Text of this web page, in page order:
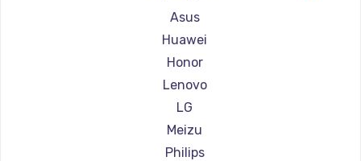
Ремонт смартфонов Ginzzu
Ремонт смартфонов Highscreen
Ремонт смартфонов Irbis
Ремонт смартфонов Kyocera
Ремонт смартфонов LeEco
Ремонт смартфонов OnePlus
Ремонт смартфонов teXet
Asus
Huawei
Honor
Lenovo
LG
Meizu
Philips